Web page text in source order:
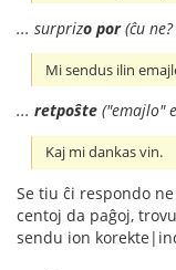
... surprizo por(ĉu ne?
Mi sendus ilin
... retpoŝte ("emajlo"
Kaj mi dankas vin.
Se tiu ĉi respondo
centoj da paĝoj,
sendu ion